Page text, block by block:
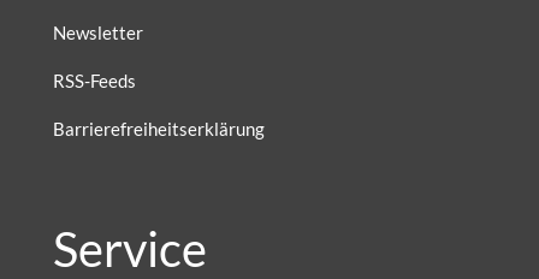
Newsletter
RSS-Feeds
Barrierefreiheitserklärung
Service